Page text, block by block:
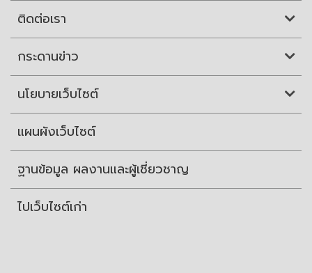
ติดต่อเรา
กระดานข่าว
นโยบายเว็บไซต์
แผนผังเว็บไซต์
ฐานข้อมูล ผลงานและผู้เชี่ยวชาญ
ไปเว็บไซต์เก่า